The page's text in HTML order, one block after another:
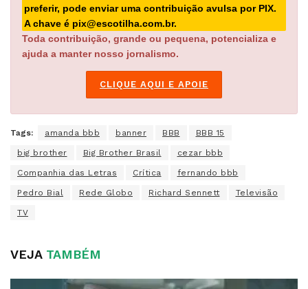
preferir, pode enviar uma contribuição avulsa por PIX.
A chave é pix@escotilha.com.br.
Toda contribuição, grande ou pequena, potencializa e
ajuda a manter nosso jornalismo.
CLIQUE AQUI E APOIE
Tags: amanda bbb banner BBB BBB 15
big brother Big Brother Brasil cezar bbb
Companhia das Letras Crítica fernando bbb
Pedro Bial Rede Globo Richard Sennett Televisão
TV
VEJATAMBÉM